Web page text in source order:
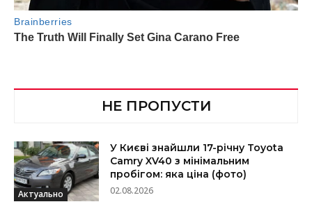
НЕ ПРОПУСТИ
Актуально
У Києві знайшли 17-річну Toyota
Camry XV40 з мінімальним
пробігом: яка ціна (фото)
02.08.2026